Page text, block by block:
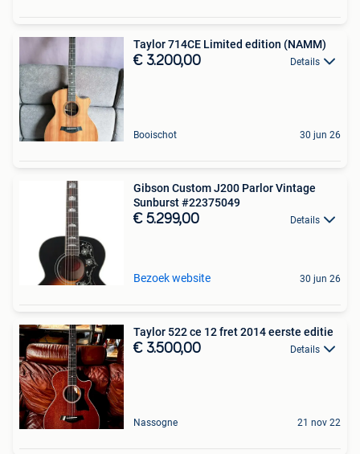
Taylor 714CE Limited edition (NAMM)
€ 3.200,00 Details
Booischot 30 jun 26
Gibson Custom J200 Parlor Vintage
Sunburst #22375049
€ 5.299,00 Details
Bezoek website 30 jun 26
Taylor 522 ce 12 fret 2014 eerste editie
€ 3.500,00 Details
Nassogne 21 nov 22